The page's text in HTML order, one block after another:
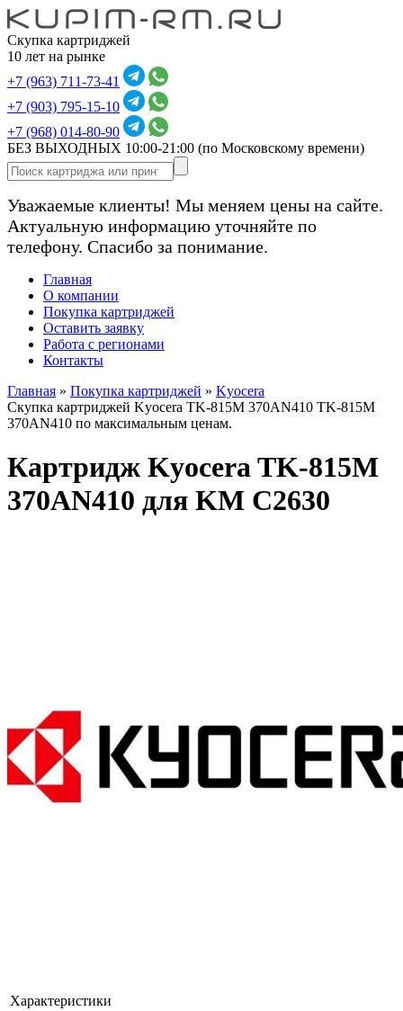
Скупка картриджей
10 лет на рынке
+7 (963) 711-73-41
+7 (903) 795-15-10
+7 (968) 014-80-90
БЕЗ ВЫХОДНЫХ 10:00-21:00 (по Московскому времени)
Уважаемые клиенты! Мы меняем цены на сайте.
Актуальную информацию уточняйте по
телефону. Спасибо за понимание.
Главная
О компании
Покупка картриджей
Оставить заявку
Работа с регионами
Контакты
Главная » Покупка картриджей » Kyocera
Скупка картриджей Kyocera TK-815M 370AN410 TK-815M
370AN410 по максимальным ценам.
Картридж Kyocera TK-815M
370AN410 для KM C2630
Характеристики